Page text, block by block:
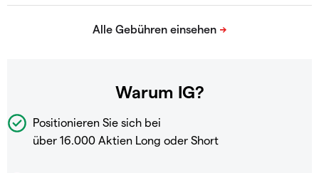
Warum IG?
Positionieren Sie sich bei
über 16.000 Aktien Long oder Short